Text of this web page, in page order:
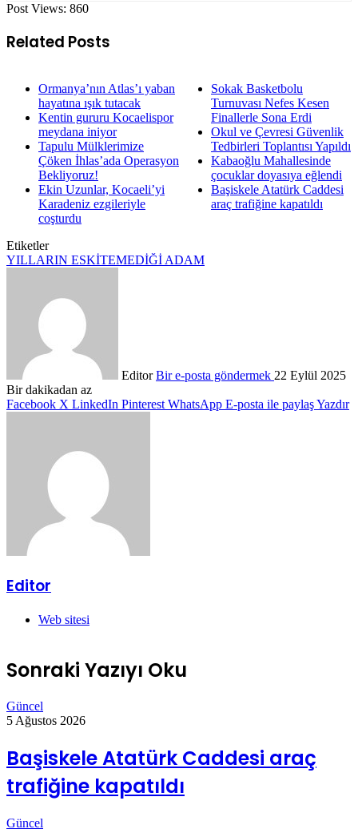
Post Views: 860
Related Posts
Ormanya’nın Atlas’ı yaban
hayatına ışık tutacak
Kentin gururu Kocaelispor
meydana iniyor
Tapulu Mülklerimize
Çöken İhlas’ada Operasyon
Bekliyoruz!
Ekin Uzunlar, Kocaeli’yi
Karadeniz ezgileriyle
coşturdu
Sokak Basketbolu
Turnuvası Nefes Kesen
Finallerle Sona Erdi
Okul ve Çevresi Güvenlik
Tedbirleri Toplantısı Yapıldı
Kabaoğlu Mahallesinde
çocuklar doyasıya eğlendi
Başiskele Atatürk Caddesi
araç trafiğine kapatıldı
Etiketler
YILLARIN ESKİTEMEDİĞİ ADAM
Editor Bir e-posta göndermek 22 Eylül 2025
Bir dakikadan az
Facebook X LinkedIn Pinterest WhatsApp E-posta ile paylaşYazdır
Editor
Web sitesi
Sonraki Yazıyı Oku
Güncel
5 Ağustos 2026
Başiskele Atatürk Caddesi araç
trafiğine kapatıldı
Güncel